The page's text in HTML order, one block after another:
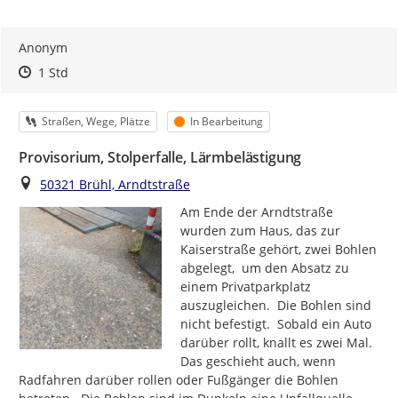
Anonym
Zeitpunkt des Erstellens
Zeitpunkt des Erstellens
1 StdZur Äußerung
Kategorie
Straßen, Wege, Plätze Status
In Bearbeitung
Provisorium, Stolperfalle, Lärmbelästigung
Ort
50321 Brühl, Arndtstraße
Am Ende der Arndtstraße
wurden zum Haus, das zur
Kaiserstraße gehört, zwei Bohlen
abgelegt,  um den Absatz zu
einem Privatparkplatz
auszugleichen.  Die Bohlen sind
nicht befestigt.  Sobald ein Auto
darüber rollt, knallt es zwei Mal.
Das geschieht auch, wenn
Radfahren darüber rollen oder Fußgänger die Bohlen